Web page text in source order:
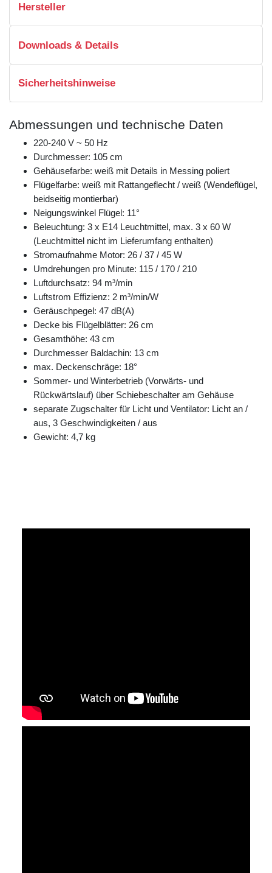
Hersteller
Downloads & Details
Sicherheitshinweise
Abmessungen und technische Daten
220-240 V ~ 50 Hz
Durchmesser: 105 cm
Gehäusefarbe: weiß mit Details in Messing poliert
Flügelfarbe: weiß mit Rattangeflecht / weiß (Wendeflügel,
beidseitig montierbar)
Neigungswinkel Flügel: 11°
Beleuchtung: 3 x E14 Leuchtmittel, max. 3 x 60 W
(Leuchtmittel nicht im Lieferumfang enthalten)
Stromaufnahme Motor: 26 / 37 / 45 W
Umdrehungen pro Minute: 115 / 170 / 210
Luftdurchsatz: 94 m³/min
Luftstrom Effizienz: 2 m³/min/W
Geräuschpegel: 47 dB(A)
Decke bis Flügelblätter: 26 cm
Gesamthöhe: 43 cm
Durchmesser Baldachin: 13 cm
max. Deckenschräge: 18°
Sommer- und Winterbetrieb (Vorwärts- und
Rückwärtslauf) über Schiebeschalter am Gehäuse
separate Zugschalter für Licht und Ventilator: Licht an /
aus, 3 Geschwindigkeiten / aus
Gewicht: 4,7 kg